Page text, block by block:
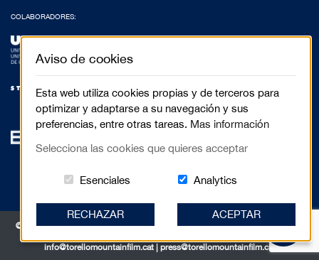
COLABORADORES:
© 2017 Festival de Cinema de Muntanya de Torelló - Anselm Clavé, 5 3r 2a |
info@torellomountainfilm.cat | press@torellomountainfilm.cat
Aviso de cookies
Esta web utiliza cookies propias y de terceros para
optimizar y adaptarse a su navegación y sus
preferencias, entre otras tareas. Mas información
Selecciona las cookies que quieres acceptar
Esenciales Estas cookies són essenciales para
AnalyticsCookies related
RECHAZAR ACEPTAR